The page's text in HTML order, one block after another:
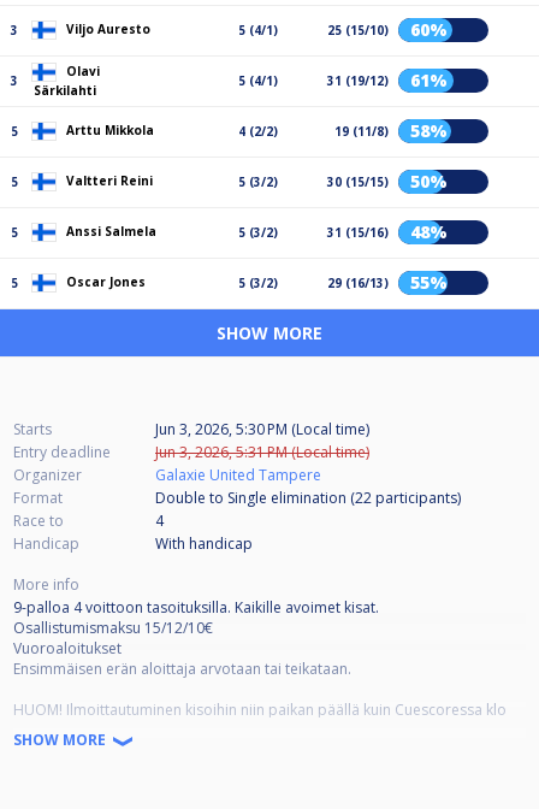
3 Viljo Auresto 5 (4/1) 25 (15/10) 60%
3
Olavi
Särkilahti
5 (4/1) 31 (19/12) 61%
5 Arttu Mikkola 4 (2/2) 19 (11/8) 58%
5 Valtteri Reini 5 (3/2) 30 (15/15) 50%
5 Anssi Salmela 5 (3/2) 31 (15/16) 48%
5 Oscar Jones 5 (3/2) 29 (16/13) 55%
SHOW MORE
Starts
Jun 3, 2026, 5:30 PM (Local time)
Entry deadline
Jun 3, 2026, 5:31 PM (Local time)
Organizer
Galaxie United Tampere
Format
Double to Single elimination (22 participants)
Race to
4
Handicap
With handicap
More info
9-palloa 4 voittoon tasoituksilla. Kaikille avoimet kisat.
Osallistumismaksu 15/12/10€
Vuoroaloitukset
Ensimmäisen erän aloittaja arvotaan tai teikataan.
HUOM! Ilmoittautuminen kisoihin niin paikan päällä kuin Cuescoressa klo
17.20 mennessä! Kisoihin otetaan ilmoittautumisjärjestyksessä
maksimissaan 32 pelaajaa!
SHOW MORE